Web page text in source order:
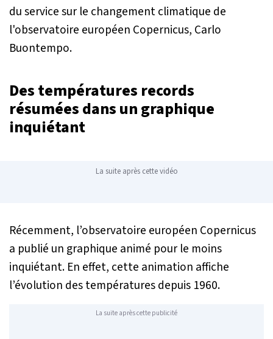
du service sur le changement climatique de
l'observatoire européen Copernicus, Carlo
Buontempo.
Des températures records
résumées dans un graphique
inquiétant
La suite après cette vidéo
Récemment, l’observatoire européen Copernicus
a publié un graphique animé pour le moins
inquiétant. En effet, cette animation affiche
l’évolution des températures depuis 1960.
La suite après cette publicité